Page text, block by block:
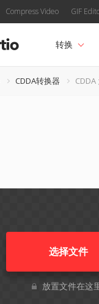
Compress Video GIF
转换
CDDA转换器 CDDA
选择文件
放置文件在这